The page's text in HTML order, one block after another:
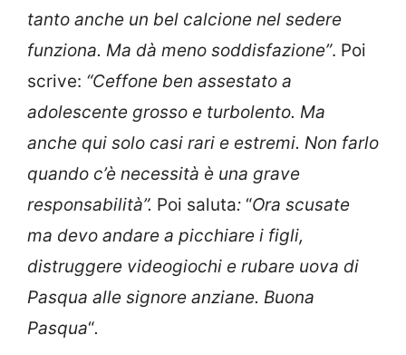
tanto anche un bel calcione nel sedere
funziona. Ma dà meno soddisfazione”. Poi
scrive: “Ceffone ben assestato a
adolescente grosso e turbolento. Ma
anche qui solo casi rari e estremi. Non farlo
quando c’è necessità è una grave
responsabilità”. Poi saluta: “Ora scusate
ma devo andare a picchiare i figli,
distruggere videogiochi e rubare uova di
Pasqua alle signore anziane. Buona
Pasqua“.